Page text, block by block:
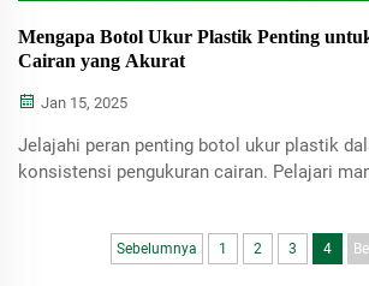
Mengapa Botol Ukur Plastik Penting
Cairan yang Akurat
Jan 15, 2025
Jelajahi peran penting botol ukur plastik
konsistensi pengukuran cairan. Pelajari
Sebelumnya 1 2 3 4